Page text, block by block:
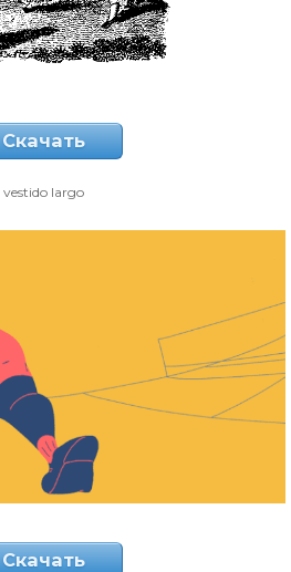
Скачать
vestido largo
Скачать